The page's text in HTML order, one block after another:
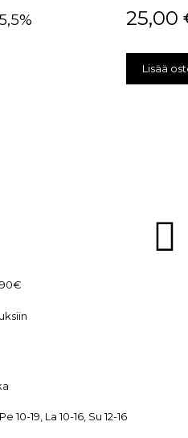
25,00
Lisää
19, La 10-16, Su 12-16